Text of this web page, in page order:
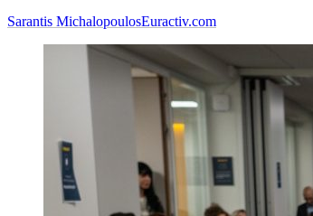
Sarantis MichalopoulosEuractiv.com